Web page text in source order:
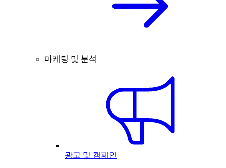
마케팅 및 분석
광고 및 캠페인